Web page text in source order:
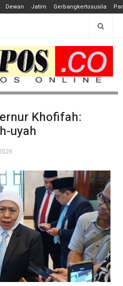
Dewan Jatim Gerbangkertosusila
Khofifah:
uyah